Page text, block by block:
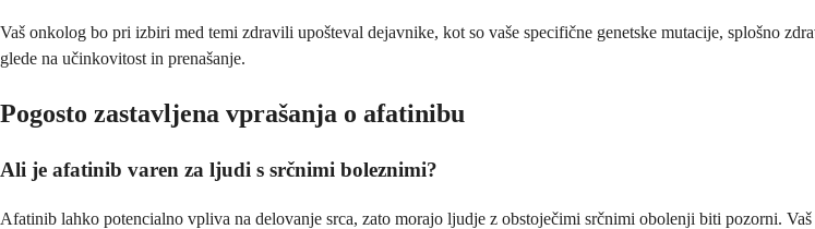
Vaš onkolog bo pri izbiri med temi zdravili upošteval dejavnike, kot so vaše specifične genetske mutacije, splošno
glede na učinkovitost in prenašanje.
Pogosto zastavljena vprašanja o afatinibu
Ali je afatinib varen za ljudi s srčnimi boleznimi?
Afatinib lahko potencialno vpliva na delovanje srca, zato morajo ljudje z obstoječimi srčnimi obolenji biti pozorni.